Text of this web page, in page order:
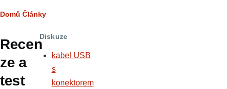
Drobečková
navigace
Domů Články
Recen
ze a
test
Diskuze
kabel USB
s
konektorem